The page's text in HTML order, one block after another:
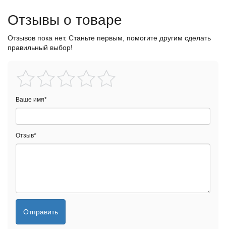
Отзывы о товаре
Отзывов пока нет. Станьте первым, помогите другим сделать
правильный выбор!
Ваше имя*
Отзыв*
Отправить